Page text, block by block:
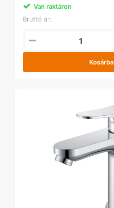
Van raktáron
Bruttó ár:
Kosárba